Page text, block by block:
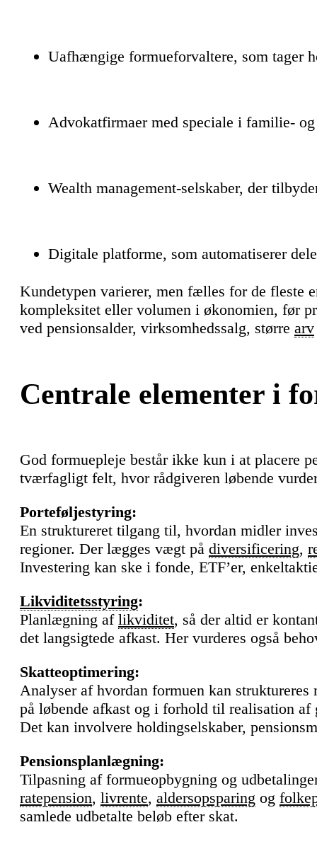
Uafhængige formueforvaltere, som tager
Advokatfirmaer med speciale i familie-
Wealth management-selskaber, der
Digitale platforme, som automatiserer
Kundetypen varierer, men fælles for de fleste
kompleksitet eller volumen i økonomien, før
ved pensionsalder, virksomhedssalg, større arv
Centrale elementer i
God formuepleje består ikke kun i at placere
tværfagligt felt, hvor rådgiveren løbende
Porteføljestyring:
En struktureret tilgang til, hvordan midler
regioner. Der lægges vægt på diversificering,
Investering kan ske i fonde, ETF’er,
Likviditetsstyring:
Planlægning af likviditet, så der altid er
det langsigtede afkast. Her vurderes også
Skatteoptimering:
Analyser af hvordan formuen kan
på løbende afkast og i forhold til realisation
Det kan involvere holdingselskaber,
Pensionsplanlægning:
Tilpasning af formueopbygning og
ratepension, livrente, aldersopsparing og
samlede udbetalte beløb efter skat.